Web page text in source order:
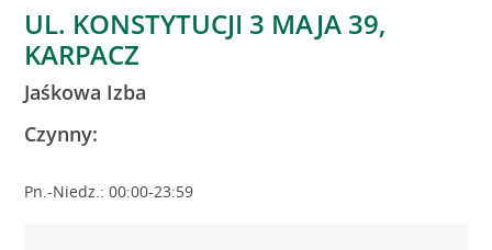
UL. KONSTYTUCJI 3 MAJA 39,
KARPACZ
Jaśkowa Izba
Czynny:
Pn.-Niedz.: 00:00-23:59